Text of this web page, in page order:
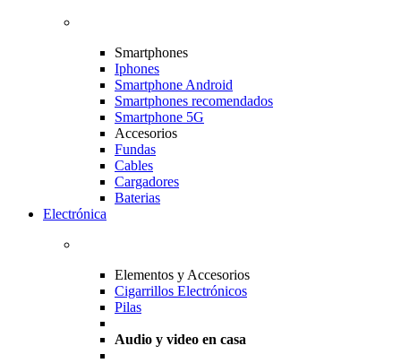
Smartphones
Iphones
Smartphone Android
Smartphones recomendados
Smartphone 5G
Accesorios
Fundas
Cables
Cargadores
Baterias
Electrónica
Elementos y Accesorios
Cigarrillos Electrónicos
Pilas
Audio y video en casa